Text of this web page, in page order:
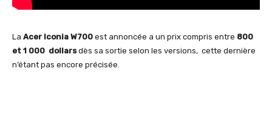
La Acer Iconia W700 est annoncée a un prix compris entre 800
et 1 000 dollarsdès sa sortie selon les versions, cette dernière
n’étant pas encore précisée.